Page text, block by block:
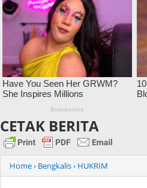
CETAK BERITA
Home› Bengkalis› HUKRIM